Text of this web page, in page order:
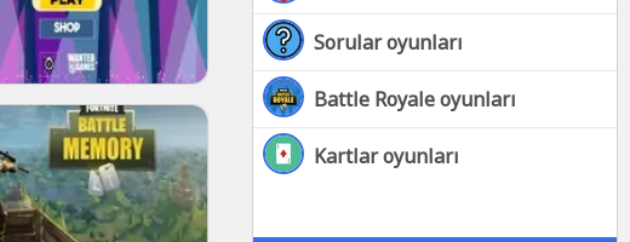
Sorular oyunları
Battle Royale oyunları
Kartlar oyunları